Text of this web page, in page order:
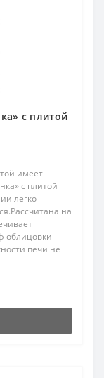
с плитой
имеет
с плитой
легко
на
облицовки
печи не